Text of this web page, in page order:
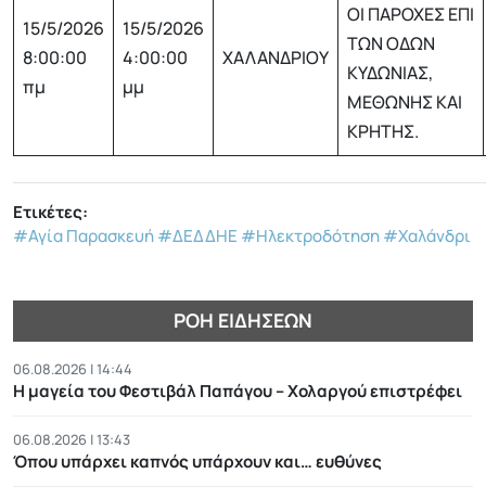
15/5/2026
8:00:00
πμ
15/5/2026
4:00:00
μμ
ΧΑΛΑΝΔΡΙΟΥ
ΟΙ ΠΑΡΟΧΕΣ ΕΠΙ
ΤΩΝ ΟΔΩΝ
ΚΥΔΩΝΙΑΣ,
ΜΕΘΩΝΗΣ ΚΑΙ
ΚΡΗΤΗΣ.
Ετικέτες:
#Αγία Παρασκευή#ΔΕΔΔΗΕ #Ηλεκτροδότηση#Χαλάνδρι
ΡΟΉ ΕΙΔΉΣΕΩΝ
06.08.2026 | 14:44
Η μαγεία του Φεστιβάλ Παπάγου – Χολαργού επιστρέφει
06.08.2026 | 13:43
Όπου υπάρχει καπνός υπάρχουν και… ευθύνες